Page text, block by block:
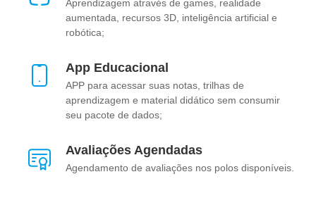
Aprendizagem através de games, realidade
aumentada, recursos 3D, inteligência artificial e
robótica;
App Educacional
APP para acessar suas notas, trilhas de
aprendizagem e material didático sem consumir
seu pacote de dados;
Avaliações Agendadas
Agendamento de avaliações nos polos disponíveis.